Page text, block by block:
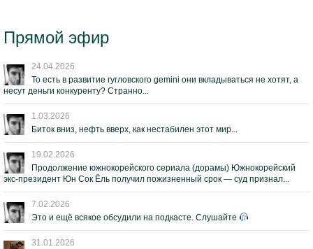
Прямой эфир
24.04.2026
То есть в развитие гугловского gemini они вкладываться не хотят, а
несут деньги конкуренту? Странно...
1.03.2026
Биток вниз, нефть вверх, как нестабилен этот мир...
19.02.2026
Продолжение южнокорейского сериала (дорамы) Южнокорейский
экс-президент Юн Сок Ёль получил пожизненный срок — суд признал...
7.02.2026
Это и ещё всякое обсудили на подкасте. Слушайте
31.01.2026